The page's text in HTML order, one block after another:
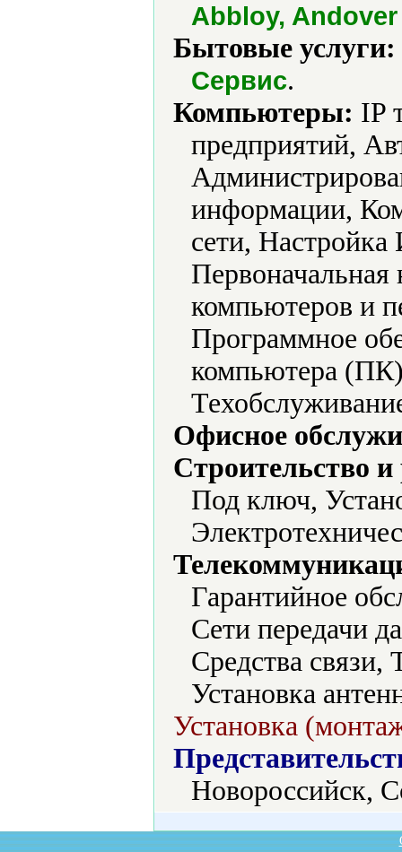
Abbloy,
Бытовые услуги:
Сервис.
Компьютеры: IP
предприятий,
информации,
сети,
компьютеров и
Программное
компьютера
Офисное
Строительство
Под ключ,
Гарантийное
Сети передачи
Средства связи,
Установка
Установка
Новороссийск,